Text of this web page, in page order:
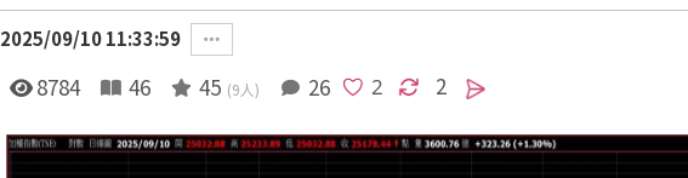
2025/09/10 11:33:59
8784 46 45 (9人) 26 2